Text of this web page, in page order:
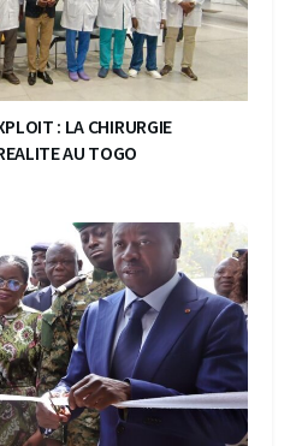
: LA CHIRURGIE
AU TOGO